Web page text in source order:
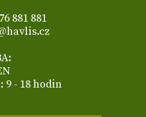
881 881
9 - 18 hodin